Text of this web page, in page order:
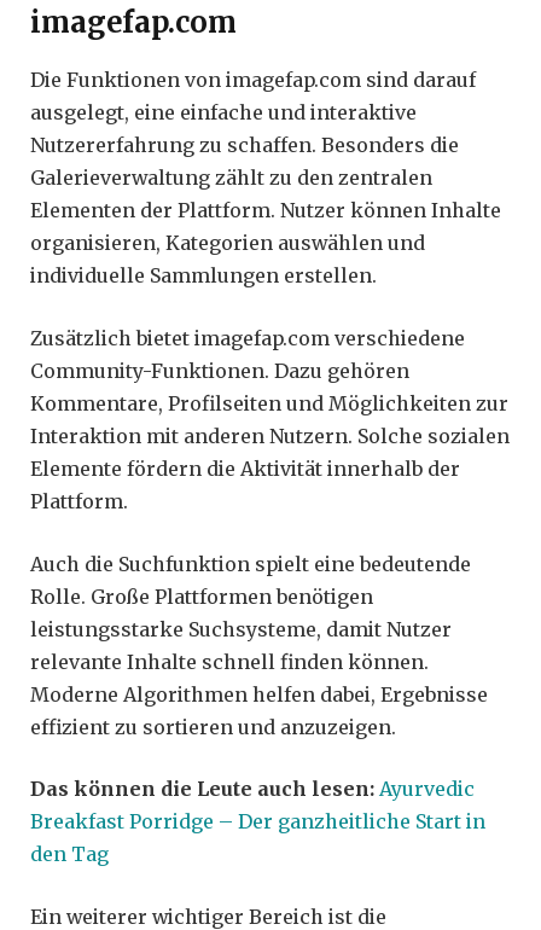
imagefap.com
Die Funktionen von imagefap.com sind darauf
ausgelegt, eine einfache und interaktive
Nutzererfahrung zu schaffen. Besonders die
Galerieverwaltung zählt zu den zentralen
Elementen der Plattform. Nutzer können Inhalte
organisieren, Kategorien auswählen und
individuelle Sammlungen erstellen.
Zusätzlich bietet imagefap.com verschiedene
Community-Funktionen. Dazu gehören
Kommentare, Profilseiten und Möglichkeiten zur
Interaktion mit anderen Nutzern. Solche sozialen
Elemente fördern die Aktivität innerhalb der
Plattform.
Auch die Suchfunktion spielt eine bedeutende
Rolle. Große Plattformen benötigen
leistungsstarke Suchsysteme, damit Nutzer
relevante Inhalte schnell finden können.
Moderne Algorithmen helfen dabei, Ergebnisse
effizient zu sortieren und anzuzeigen.
Das können die Leute auch lesen: Ayurvedic
Breakfast Porridge – Der ganzheitliche Start in
den Tag
Ein weiterer wichtiger Bereich ist die